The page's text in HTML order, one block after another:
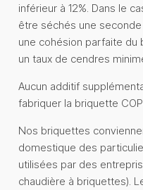
inférieur à 12%. Dans le
être séchés une
une cohésion parfaite du
un taux de cendres
Aucun additif
fabriquer la briquette
Nos briquettes
domestique des
utilisées par des
chaudière à briquettes).